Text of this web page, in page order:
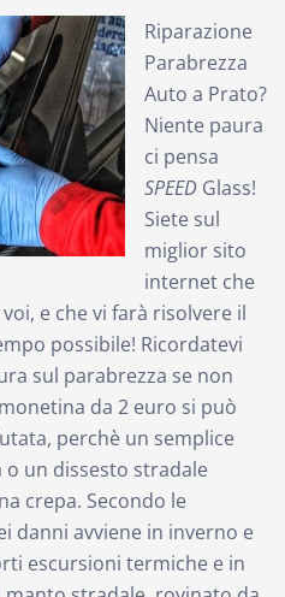
Riparazione
Parabrezza
Auto a Prato?
Niente paura
ci pensa
SPEED Glass!
Siete sul
miglior sito
internet che
e che vi farà risolvere il
possibile! Ricordatevi
sul parabrezza se non
da 2 euro si può
perchè un semplice
un dissesto stradale
crepa. Secondo le
danni avviene in inverno e
escursioni termiche e in